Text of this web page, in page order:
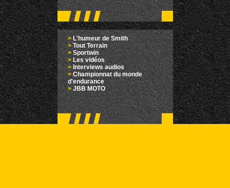
>L'humeur de Smith
> Tout Terrain
> Sportwin
> Les vidéos
> Interviews audios
>Championnat du monde
d'endurance
> JBB MOTO